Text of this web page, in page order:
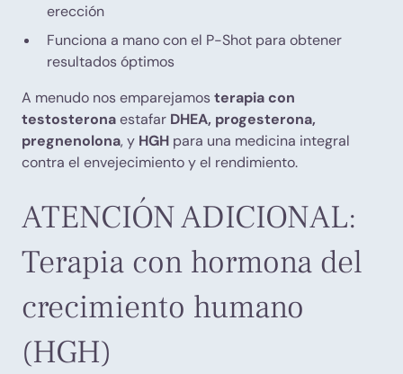
erección
Funciona a mano con el P-Shot para obtener
resultados óptimos
A menudo nos emparejamosterapia con
testosteronaestafar DHEA, progesterona,
pregnenolona, y HGH para una medicina integral
contra el envejecimiento y el rendimiento.
ATENCIÓN ADICIONAL:
Terapia con hormona del
crecimiento humano
(HGH)